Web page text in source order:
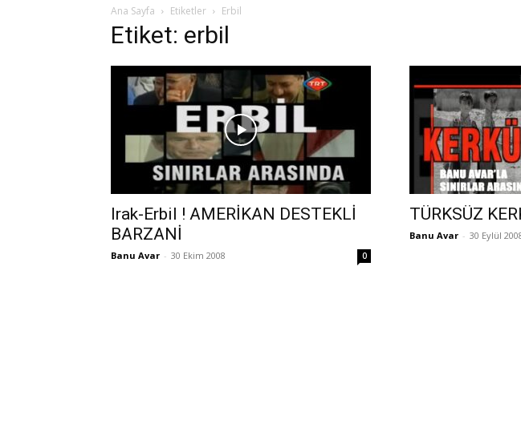
Ana Sayfa Etiketler Erbil
Etiket: erbil
Irak-Erbil ! AMERİKAN DESTEKLİ
BARZANİ
Banu Avar - 30 Ekim 2008 0
TÜRKSÜZ
Banu Avar - 30 Eylül